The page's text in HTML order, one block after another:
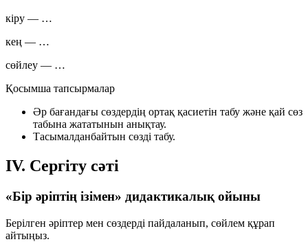
кіру — …
кең — …
сөйлеу — …
Қосымша тапсырмалар
Әр бағандағы сөздердің ортақ қасиетін табу және қай сөз
табына жататынын анықтау.
Тасымалданбайтын сөзді табу.
IV. Сергіту сәті
«Бір әріптің ізімен» дидактикалық ойыны
Берілген әріптер мен сөздерді пайдаланып, сөйлем құрап
айтыңыз.